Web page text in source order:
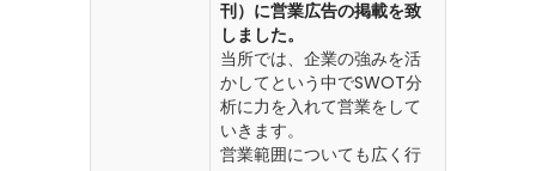
刊）に営業広告の掲載を致
しました。
当所では、企業の強みを活
かしてという中でSWOT分
析に力を入れて営業をして
いきます。
営業範囲についても広く行